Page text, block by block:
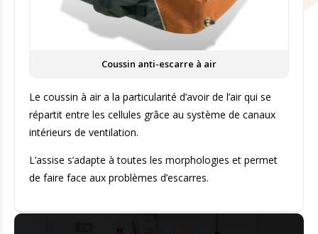
Coussin anti-escarre à air
Le coussin à air a la particularité d’avoir de l’air qui se
répartit entre les cellules grâce au système de canaux
intérieurs de ventilation.
L’assise s’adapte à toutes les morphologies et permet
de faire face aux problèmes d’escarres.